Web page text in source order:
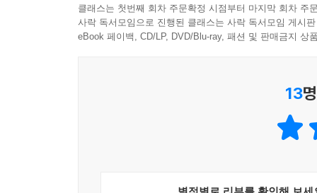
이것은 하나의 도전 과제다. 그는 과연 허구의 인
모른다. 윌리엄 포크너는 『소리와 분노』에서
문제는 어린 빌리의 음성이다. 빌리는 그 음성
걸려서 그 시절로 퇴행하기라도 한 것처럼. 어쩌
클래스는 첫번째 회차 주문확정 시점부터 마지막 회차 주
사락 독서모임으로 진행된 클래스는 사락 독서모임 게시
eBook 페이백, CD/LP, DVD/Blu-ray, 패션 및 판매금지 상
13